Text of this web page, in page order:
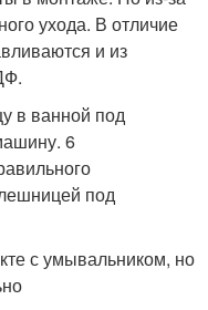
ухода. В отличие
и из
с умывальником, но